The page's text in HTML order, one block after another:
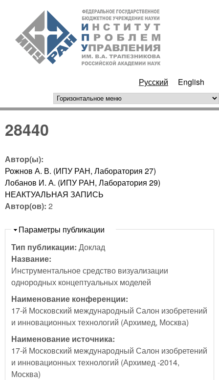
Перейти к основному
содержанию
РАН
Русский English
горизонтальное меню
28440
Автор(ы):
Рожнов А. В. (ИПУ РАН, Лаборатория 27)
Лобанов И. А. (ИПУ РАН, Лаборатория 29)
НЕАКТУАЛЬНАЯ ЗАПИСЬ
Автор(ов): 2
Скрыть
Параметры публикации
Тип публикации: Доклад
Название:
Инструментальное средство визуализации
однородных концептуальных моделей
Наименование конференции:
17-й Московский международный Салон изобретений
и инновационных технологий (Архимед, Москва)
Наименование источника:
17-й Московский международный Салон изобретений
и инновационных технологий (Архимед -2014,
Москва)